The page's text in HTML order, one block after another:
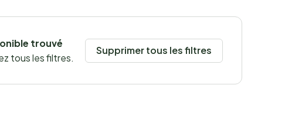
trouvé
tous les filtres.
Supprimer tous les filtres